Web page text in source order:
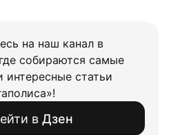
на наш канал в
собираются самые
интересные статьи
в Дзен